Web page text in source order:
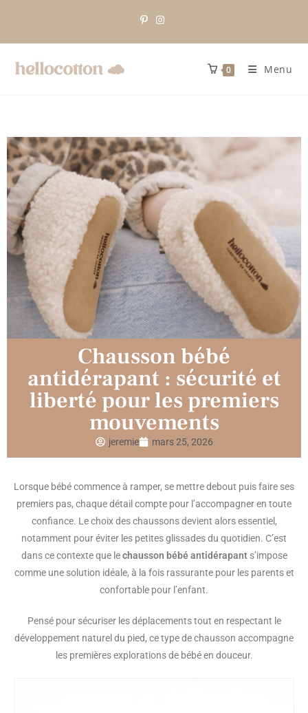
0 Menu
Chausson bébé
antidérapant : sécurité et
liberté pour les premiers
mouvements
jeremie mars 25, 2026
Lorsque bébé commence à ramper, se mettre debout puis faire ses
premiers pas, chaque détail compte pour l’accompagner en toute
confiance. Le choix des chaussons devient alors essentiel,
notamment pour éviter les petites glissades du quotidien. C’est
dans ce contexte que lechausson bébé antidérapant s’impose
comme une solution idéale, à la fois rassurante pour les parents et
confortable pour l’enfant.
Pensé pour sécuriser les déplacements tout en respectant le
développement naturel du pied, ce type de chausson accompagne
les premières explorations de bébé en douceur.